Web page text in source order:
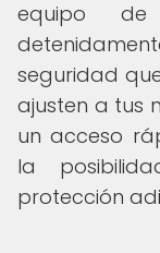
equipo de
seguridad
ajusten a tus
un acceso
la
protección